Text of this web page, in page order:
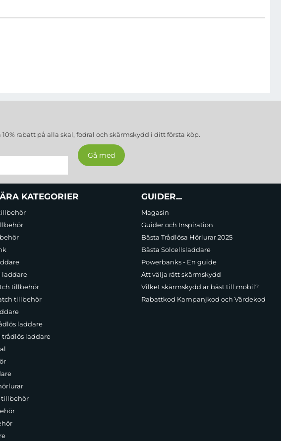
rabatt på alla skal, fodral och skärmskydd i ditt första köp.
KATEGORIER
laddare
tillbehör
tillbehör
laddare
trådlös laddare
tillbehör
GUIDER...
Magasin
Guider och Inspiration
Bästa Trådlösa Hörlurar 2025
Bästa Solcellsladdare
Powerbanks - En guide
Att välja rätt skärmskydd
Vilket skärmskydd är bäst till mobil?
Rabattkod Kampanjkod och Värdekod